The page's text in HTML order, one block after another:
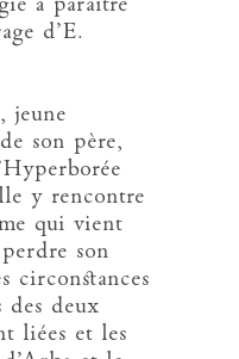
à paraître
d’E.
jeune
son père,
y rencontre
qui vient
son
circonstances
des deux
liées et les